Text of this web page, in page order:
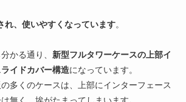
れ、使いやすくなっています。
かる通り、 新型フルタワーケースの上部イ
イドカバー構造になっています。
多くのケースは、上部にインターフェース